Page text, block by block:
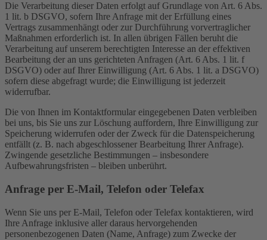
Die Verarbeitung dieser Daten erfolgt auf Grundlage von Art. 6 Abs.
1 lit. b DSGVO, sofern Ihre Anfrage mit der Erfüllung eines
Vertrags zusammenhängt oder zur Durchführung vorvertraglicher
Maßnahmen erforderlich ist. In allen übrigen Fällen beruht die
Verarbeitung auf unserem berechtigten Interesse an der effektiven
Bearbeitung der an uns gerichteten Anfragen (Art. 6 Abs. 1 lit. f
DSGVO) oder auf Ihrer Einwilligung (Art. 6 Abs. 1 lit. a DSGVO)
sofern diese abgefragt wurde; die Einwilligung ist jederzeit
widerrufbar.
Die von Ihnen im Kontaktformular eingegebenen Daten verbleiben
bei uns, bis Sie uns zur Löschung auffordern, Ihre Einwilligung zur
Speicherung widerrufen oder der Zweck für die Datenspeicherung
entfällt (z. B. nach abgeschlossener Bearbeitung Ihrer Anfrage).
Zwingende gesetzliche Bestimmungen – insbesondere
Aufbewahrungsfristen – bleiben unberührt.
Anfrage per E-Mail, Telefon oder Telefax
Wenn Sie uns per E-Mail, Telefon oder Telefax kontaktieren, wird
Ihre Anfrage inklusive aller daraus hervorgehenden
personenbezogenen Daten (Name, Anfrage) zum Zwecke der